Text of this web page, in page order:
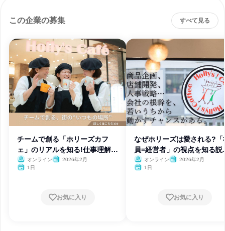
この企業の募集 すべて見る
チームで創る「ホリーズカフ
ェ」のリアルを知る!仕事理解説
明会オンライン
2026年2月
1日
お気に入り
なぜホリーズは愛される?「
員=経営者」の視点を知る説
会
オンライン
2026年2月
1日
お気に入り